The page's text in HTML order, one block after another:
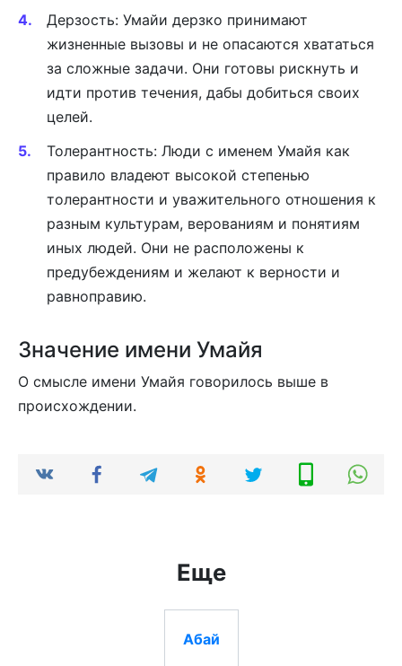
Дерзость: Умайи дерзко принимают
жизненные вызовы и не опасаются хвататься
за сложные задачи. Они готовы рискнуть и
идти против течения, дабы добиться своих
целей.
Толерантность: Люди с именем Умайя как
правило владеют высокой степенью
толерантности и уважительного отношения к
разным культурам, верованиям и понятиям
иных людей. Они не расположены к
предубеждениям и желают к верности и
равноправию.
Значение имени Умайя
О смысле имени Умайя говорилось выше в
происхождении.
Еще
Абай